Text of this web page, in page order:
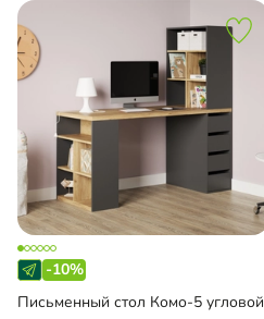
-10%
Письменный стол Комо-5 угловой